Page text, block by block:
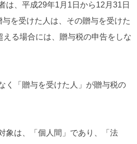
は、平成29年1月1日から12月31日
を受けた人は、その贈与を受けた
える場合には、贈与税の申告をしな
く「贈与を受けた人」が贈与税の
象は、「個人間」であり、「法